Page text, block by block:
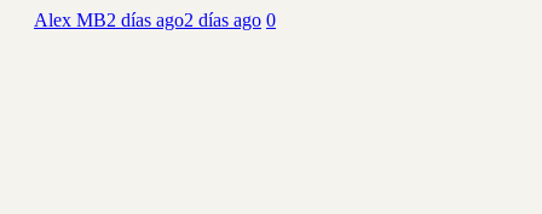
Alex MB2 días ago2 días ago 0